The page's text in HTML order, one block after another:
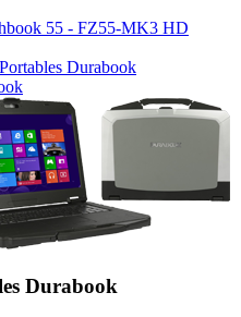
55 - FZ55-MK3 HD
Portables Durabook
Durabook